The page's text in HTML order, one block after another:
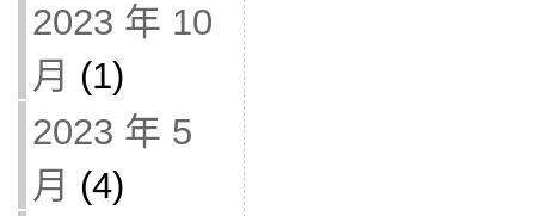
2023 年 10
月 (1)
2023 年 5
月 (4)